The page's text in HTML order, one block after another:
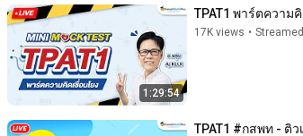
1:29:54
TPAT1 พาร์ตความ
17K views •
TPAT1 #กสพท - ติ